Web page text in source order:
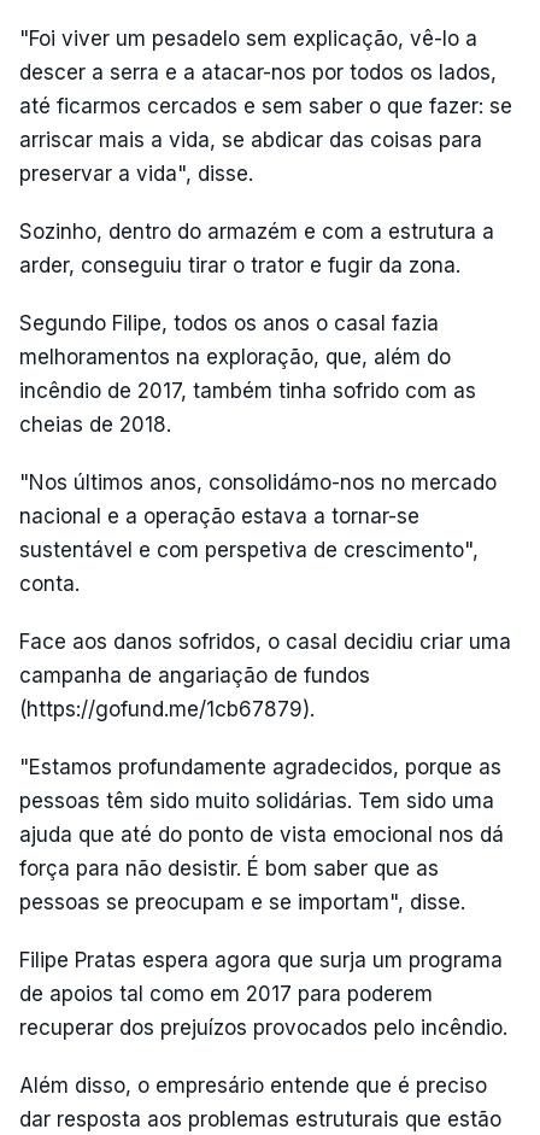
"Foi viver um pesadelo sem explicação, vê-lo a
descer a serra e a atacar-nos por todos os lados,
até ficarmos cercados e sem saber o que fazer: se
arriscar mais a vida, se abdicar das coisas para
preservar a vida", disse.
Sozinho, dentro do armazém e com a estrutura a
arder, conseguiu tirar o trator e fugir da zona.
Segundo Filipe, todos os anos o casal fazia
melhoramentos na exploração, que, além do
incêndio de 2017, também tinha sofrido com as
cheias de 2018.
"Nos últimos anos, consolidámo-nos no mercado
nacional e a operação estava a tornar-se
sustentável e com perspetiva de crescimento",
conta.
Face aos danos sofridos, o casal decidiu criar uma
campanha de angariação de fundos
(https://gofund.me/1cb67879).
"Estamos profundamente agradecidos, porque as
pessoas têm sido muito solidárias. Tem sido uma
ajuda que até do ponto de vista emocional nos dá
força para não desistir. É bom saber que as
pessoas se preocupam e se importam", disse.
Filipe Pratas espera agora que surja um programa
de apoios tal como em 2017 para poderem
recuperar dos prejuízos provocados pelo incêndio.
Além disso, o empresário entende que é preciso
dar resposta aos problemas estruturais que estão